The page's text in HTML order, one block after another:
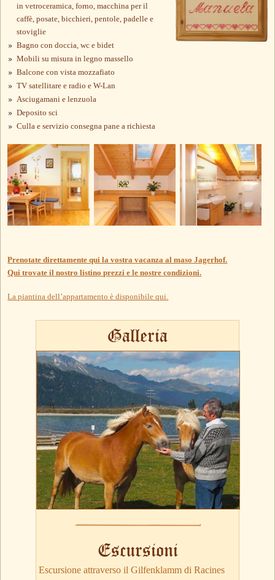
in vetroceramica, forno, macchina per il
caffè, posate, bicchieri, pentole, padelle e
stoviglie
Bagno con doccia, wc e bidet
Mobili su misura in legno massello
Balcone con vista mozzafiato
TV satellitare e radio e W-Lan
Asciugamani e lenzuola
Deposito sci
Culla e servizio consegna pane a richiesta
Prenotate direttamente qui la vostra vacanza al maso Jagerhof.
Qui trovate il nostro listino prezzi e le nostre condizioni.
La piantina dell’appartamento è disponibile qui.
Galleria
Escursioni
Escursione attraverso il Gilfenklamm di Racines